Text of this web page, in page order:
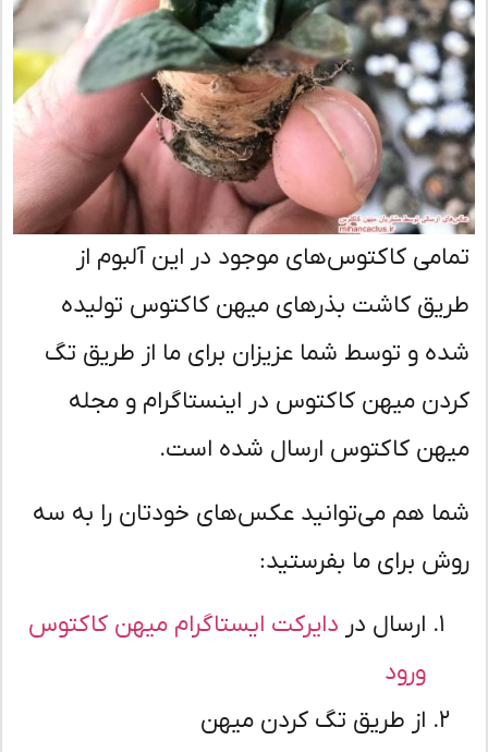
کاکتوس‌های موجود در این آلبوم از
کاشت بذرهای میهن کاکتوس تولیده
و توسط شما عزیزان برای ما از طریق تگ
میهن کاکتوس در اینستاگرام و مجله
کاکتوس ارسال شده است.
هم می‌توانید عکس‌های خودتان را به سه
برای ما بفرستید:
ارسال دردایرکت ایستاگرام میهن کاکتوس
ورود
از طریق تگ کردن میهن